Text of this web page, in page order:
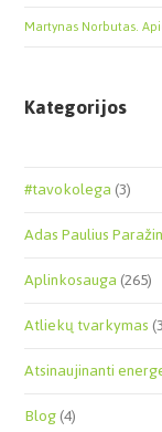
Martynas Norbutas.
Kategorijos
#tavokolega(3)
Adas Paulius
Aplinkosauga(265)
Atliekų tvarkymas
Atsinaujinanti
Blog(4)